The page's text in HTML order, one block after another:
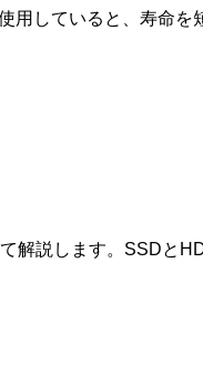
用していると、寿命を
解説します。SSDと